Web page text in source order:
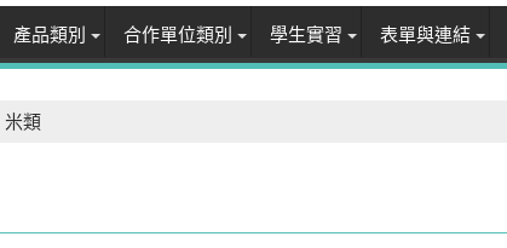
產品類別 合作單位類別 學生實習 表單與連結
米類